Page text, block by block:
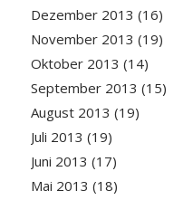
Dezember 2013 (16)
November 2013 (19)
Oktober 2013 (14)
September 2013 (15)
August 2013 (19)
Juli 2013 (19)
Juni 2013 (17)
Mai 2013 (18)